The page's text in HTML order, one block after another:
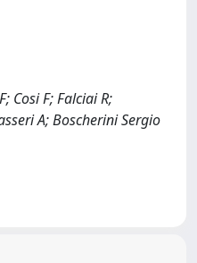
Cosi F; Falciai R;
A; Boscherini Sergio